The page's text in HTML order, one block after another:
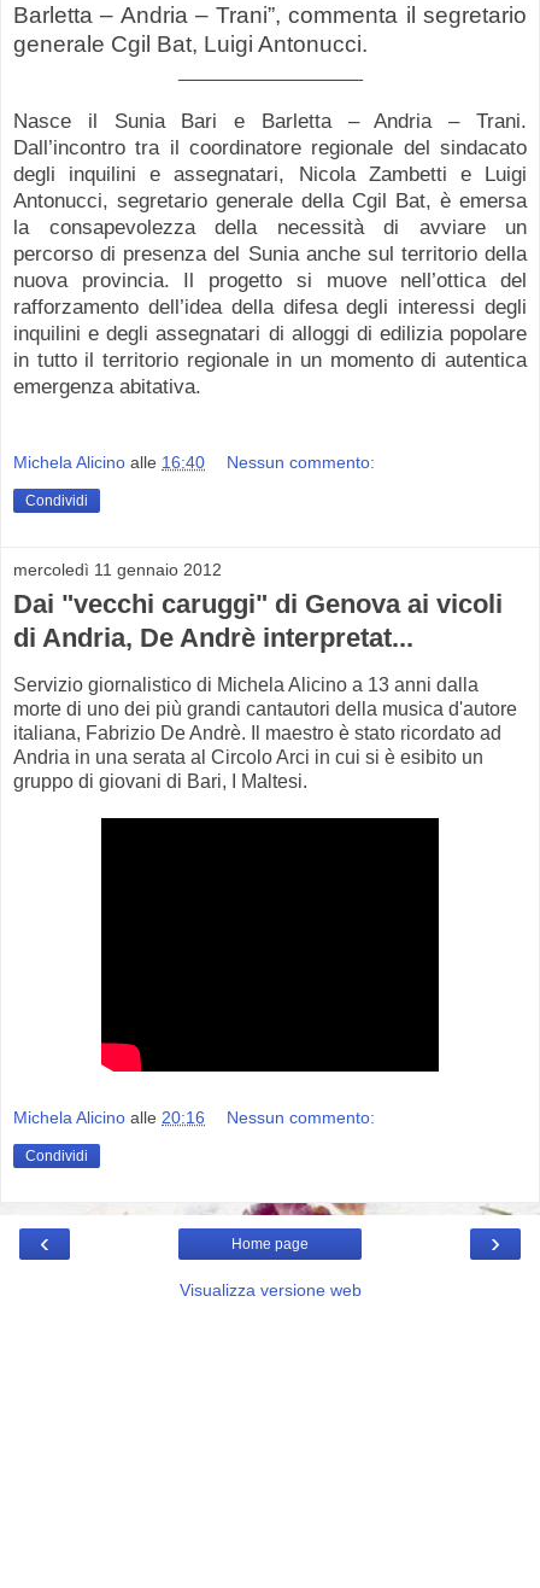
Barletta – Andria – Trani”, commenta il segretario
generale Cgil Bat, Luigi Antonucci.
Nasce il Sunia Bari e Barletta – Andria – Trani.
Dall’incontro tra il coordinatore regionale del sindacato
degli inquilini e assegnatari, Nicola Zambetti e Luigi
Antonucci, segretario generale della Cgil Bat, è emersa
la consapevolezza della necessità di avviare un
percorso di presenza del Sunia anche sul territorio della
nuova provincia. Il progetto si muove nell’ottica del
rafforzamento dell’idea della difesa degli interessi degli
inquilini e degli assegnatari di alloggi di edilizia popolare
in tutto il territorio regionale in un momento di autentica
emergenza abitativa.
Michela Alicino alle 16:40 Nessun commento:
Condividi
mercoledì 11 gennaio 2012
Dai "vecchi caruggi" di Genova ai vicoli
di Andria, De Andrè interpretat...
Servizio giornalistico di Michela Alicino a 13 anni dalla
morte di uno dei più grandi cantautori della musica d'autore
italiana, Fabrizio De Andrè. Il maestro è stato ricordato ad
Andria in una serata al Circolo Arci in cui si è esibito un
gruppo di giovani di Bari, I Maltesi.
Michela Alicino alle 20:16 Nessun commento:
Condividi
‹ ›
Home page
Visualizza versione web